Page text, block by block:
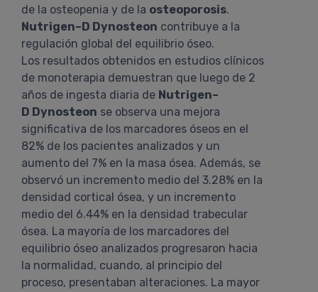
de la osteopenia y de la osteoporosis.
Nutrigen–D Dynosteon contribuye a la
regulación global del equilibrio óseo.
Los resultados obtenidos en estudios clínicos
de monoterapia demuestran que luego de 2
años de ingesta diaria de Nutrigen–
D Dynosteon se observa una mejora
significativa de los marcadores óseos en el
82% de los pacientes analizados y un
aumento del 7% en la masa ósea. Además, se
observó un incremento medio del 3.28% en la
densidad cortical ósea, y un incremento
medio del 6.44% en la densidad trabecular
ósea. La mayoría de los marcadores del
equilibrio óseo analizados progresaron hacia
la normalidad, cuando, al principio del
proceso, presentaban alteraciones. La mayor